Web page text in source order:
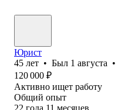
Юрист
45 лет • Был 1 августа •
120 000 ₽
Активно ищет работу
Общий опыт
22 года 11 месяцев